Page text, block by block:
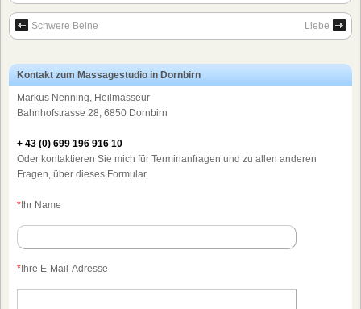
Schwere Beine Liebe
Kontakt zum Massagestudio in Dornbirn
Markus Nenning, Heilmasseur
Bahnhofstrasse 28, 6850 Dornbirn
+ 43 (0) 699 196 916 10
Oder kontaktieren Sie mich für Terminanfragen und zu allen anderen
Fragen, über dieses Formular.
*Ihr Name
*Ihre E-Mail-Adresse